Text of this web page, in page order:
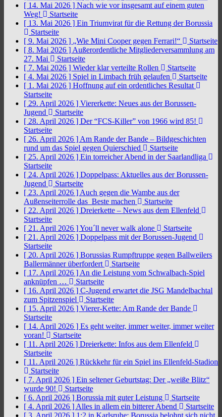
[ 14. Mai 2026 ] Nach wie vor insgesamt auf einem guten
Weg!
Startseite
[ 13. Mai 2026 ] Ein Triumvirat für die Rettung der Borussia
Startseite
[ 9. Mai 2026 ] „Wie Mini Cooper gegen Ferrari!“
Startseite
[ 8. Mai 2026 ] Außerordentliche Mitgliederversammlung am
27. Mai
Startseite
[ 7. Mai 2026 ] Wieder klar verteilte Rollen
Startseite
[ 4. Mai 2026 ] Spiel in Limbach früh gelaufen
Startseite
[ 1. Mai 2026 ] Hoffnung auf ein ordentliches Resultat
Startseite
[ 29. April 2026 ] Viererkette: Neues aus der Borussen-
Jugend
Startseite
[ 28. April 2026 ] Der “FCS-Killer” von 1966 wird 85!
Startseite
[ 26. April 2026 ] Am Rande der Bande – Bildgeschichten
rund um das Spiel gegen Quierschied
Startseite
[ 25. April 2026 ] Ein torreicher Abend in der Saarlandliga
Startseite
[ 24. April 2026 ] Doppelpass: Aktuelles aus der Borussen-
Jugend
Startseite
[ 23. April 2026 ] Auch gegen die Wambe aus der
Außenseiterrolle das Beste machen
Startseite
[ 22. April 2026 ] Dreierkette – News aus dem Ellenfeld
Startseite
[ 21. April 2026 ]You´ll never walk alone
Startseite
[ 21. April 2026 ] Doppelpass mit der Borussen-Jugend
Startseite
[ 20. April 2026 ] Borussias Rumpftruppe gegen Ballweilers
Ballermänner überfordert
Startseite
[ 17. April 2026 ] An die Leistung vom Schwalbach-Spiel
anknüpfen …
Startseite
[ 16. April 2026 ] C-Jugend erwartet die JSG Mandelbachtal
zum Spitzenspiel
Startseite
[ 15. April 2026 ] Vierer-Kette: Am Rande der Bande
Startseite
[ 14. April 2026 ] Es geht weiter, immer weiter, immer weiter
voran!
Startseite
[ 11. April 2026 ] Dreierkette: Infos aus dem Ellenfeld
Startseite
[ 11. April 2026 ] Rückkehr für ein Spiel ins Ellenfeld-Stadion
Startseite
[ 7. April 2026 ] Ein seltener Geburtstag: Der „weiße Blitz“
wurde 90!
Startseite
[ 6. April 2026 ] Borussia mit guter Leistung
Startseite
[ 4. April 2026 ] Alles in allem ein bitterer Abend
Startseite
[ 3. April 2026 ] 1:2 in Karlsruhe: Borussia belohnt sich nicht